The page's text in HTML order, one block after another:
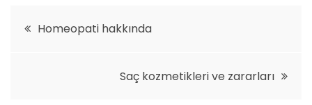
YazıHomeopati hakkında
Saç kozmetikleri ve zararları